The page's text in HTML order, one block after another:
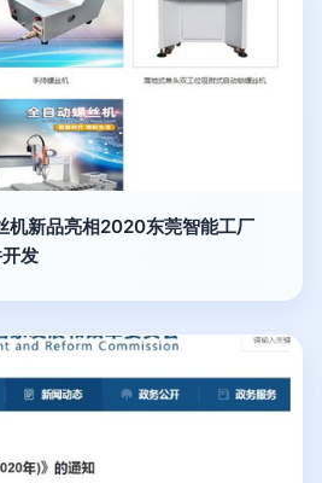
机新品亮相2020东莞智能工厂
发